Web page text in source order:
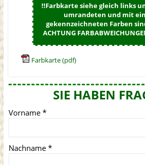
!!Farbkarte siehe gleich links
umrandeten und mit
gekennzeichneten Farben
ACHTUNG
Farbkarte (pdf)
SIE HABEN
Vorname *
Nachname *